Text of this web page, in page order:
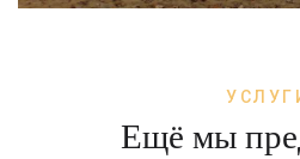
Ещё мы